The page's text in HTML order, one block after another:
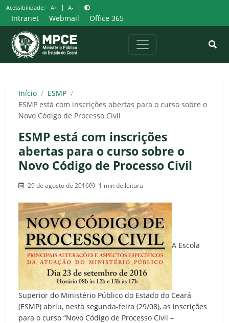
Pular
para
o
conteúdo
Acessibilidade: A+ | A- |
Intranet Webmail Office 365
Início / ESMP /
ESMP está com inscrições abertas para o curso sobre o
Novo Código de Processo Civil
ESMP está com inscrições
abertas para o curso sobre o
Novo Código de Processo Civil
29 de agosto de 2016 1 min de leitura
A Escola
Superior do Ministério Público do Estado do Ceará
(ESMP) abriu, nesta segunda-feira (29/08), as inscrições
para o curso “Novo Código de Processo Civil –